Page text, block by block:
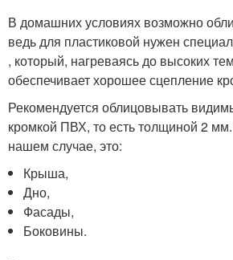
В домашних условиях возможно
ведь для пластиковой нужен
, который, нагреваясь до высоких
обеспечивает хорошее сцепление
Рекомендуется облицовывать
кромкой ПВХ, то есть толщиной 2
нашем случае, это:
Крыша,
Дно,
Фасады,
Боковины.